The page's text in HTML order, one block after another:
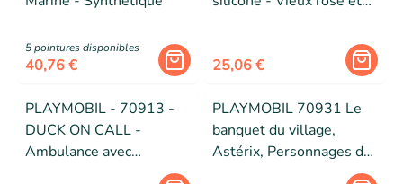
5pointures disponibles
40,76 € 25,06 €
PLAYMOBIL - 70913 -
DUCK ON CALL -
Ambulance avec
équipements médicaux
PLAYMOBIL 70931 Le
banquet du village,
Astérix, Personnages de